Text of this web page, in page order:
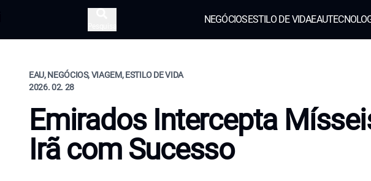
NEGÓCIOSESTILO DE VIDAEAU
EAU, NEGÓCIOS, VIAGEM, ESTILO DE VIDA
2026. 02. 28
Emirados Intercepta
Irã com Sucesso